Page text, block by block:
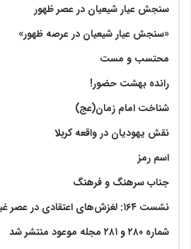
سنجش عیار شیعیان در عصر ظهور
«سنجش عیار شیعیان در عرصه ظهور»
محتسب و مست
رانده بهشت‌ حضور!
شناخت امام زمان(عج)
نقش یهودیان در واقعه کربلا
اسم رمز
جناب سرهنگ و فرهنگ
نشست ۱۶۴: لغزش‌های اعتقادی در عصر غیبت
شماره ۲۸۰ و ۲۸۱ مجله موعود منتشر شد